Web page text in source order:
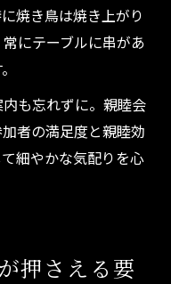
焼き鳥は焼き上がり
にテーブルに串があ
も忘れずに。親睦会
者の満足度と親睦効
細やかな気配りを心
押さえる要